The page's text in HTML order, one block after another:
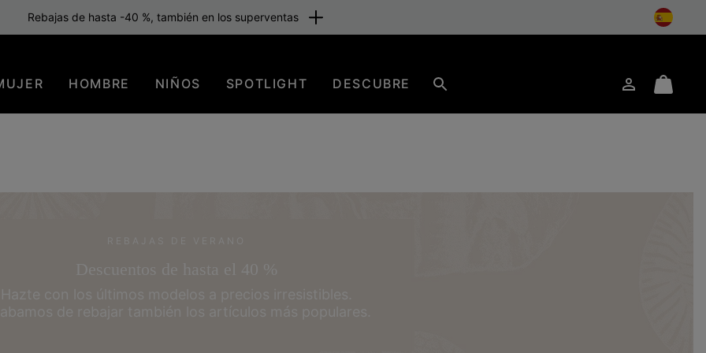
Envío gratuito para los miembros o a partir de 80 €. Únete ahora
HOMBRE NIÑOS SPOTLIGHT DESCUBRE
Iniciar
Mini